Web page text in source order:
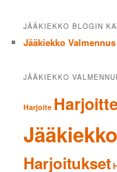
JÄÄKIEKKO BLOGIN
Jääkiekko
JÄÄKIEKKO
Harjoite
Harjoitukset